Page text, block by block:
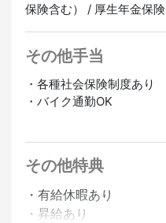
保険含む） / 厚生年金保険
その他手当
・各種社会保険制度あり
・バイク通勤OK
正社員登用あり
その他特典
・有給休暇あり
・昇給あり